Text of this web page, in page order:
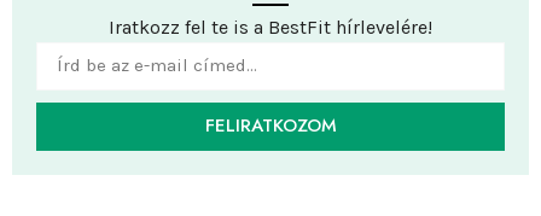
Iratkozz fel te is a BestFit hírlevelére!
FELIRATKOZOM